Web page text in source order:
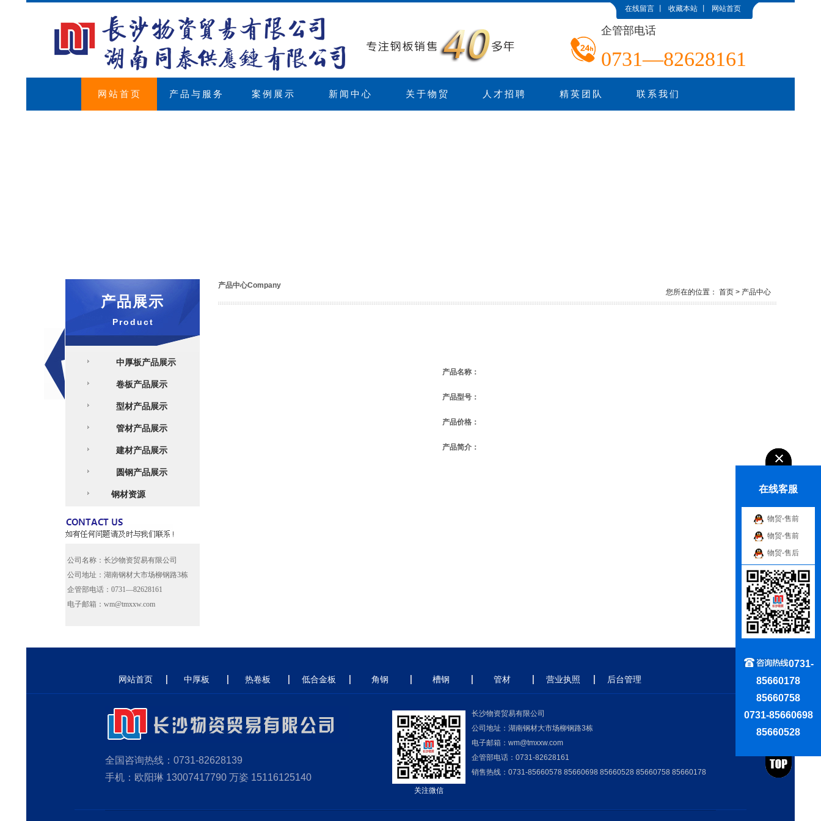
在线留言 收藏本站 网站首页
企管部电话
0731—82628161
网站首页 产品与服务 案例展示 新闻中心 关于物贸 人才招聘 精英团队 联系我们
产品展示
Product
中厚板产品展示
卷板产品展示
型材产品展示
管材产品展示
建材产品展示
圆钢产品展示
钢材资源
公司名称：长沙物资贸易有限公司
公司地址：湖南钢材大市场柳钢路3栋
企管部电话：0731—82628161
电子邮箱：wm@tmxxw.com
您所在的位置： 首页 > 产品中心
产品中心Company
产品名称：
产品型号：
产品价格：
产品简介：
网站首页 中厚板 热卷板 低合金板 角钢 槽钢 管材 营业执照 后台管理
全国咨询热线：0731-82628139
手机：欧阳琳 13007417790 万姿 15116125140
关注微信
长沙物资贸易有限公司
公司地址：湖南钢材大市场柳钢路3栋
电子邮箱：wm@tmxxw.com
企管部电话：0731-82628161
销售热线：0731-85660578 85660698 85660528 85660758 85660178
在线客服
物贸-售前
物贸-售前
物贸-售后
0731-
85660178
85660758
0731-85660698
85660528